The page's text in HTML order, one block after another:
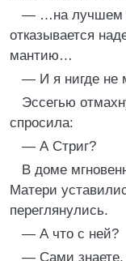
— …на лучшем
отказывается
мантию…
— И я нигде не
Эссегью
спросила:
— А Стриг?
В доме
Матери
переглянулись.
— А что с ней?
— Сами